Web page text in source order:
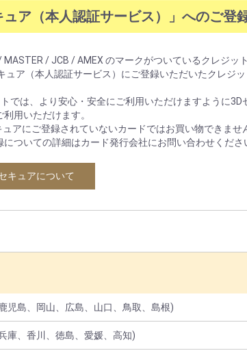
ュア（本人認証サービス）」へのご登
MASTER / JCB / AMEX のマークがついているクレジッ
ュア（本人認証サービス）にご登録いただいたクレジ
では、より安心・安全にご利用いただけますように
利用いただけます。
アにご登録されていないカードではお買い物できませ
ついての詳細はカード発行会社にお問い合わせくださ
キュアについて
児島、岡山、広島、山口、鳥取、島根)
庫、香川、徳島、愛媛、高知)